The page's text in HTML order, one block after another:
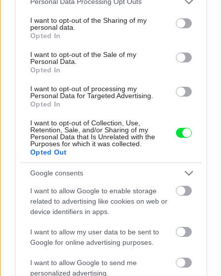
not limited to your visit or usage behaviour. You may click to
grant or deny consent to Google and its third-party tags to
use your data for below specified purposes in below Google
consent section.
I want to opt-out of the Sharing of my
personal data.
Opted In
I want to opt-out of the Sale of my
Personal Data.
Opted In
I want to opt-out of processing my
Personal Data for Targeted Advertising.
Opted In
I want to opt-out of Collection, Use,
Retention, Sale, and/or Sharing of my
Personal Data that Is Unrelated with the
Purposes for which it was collected.
Opted Out
Google consents
I want to allow Google to enable storage
related to advertising like cookies on web or
device identifiers in apps.
I want to allow my user data to be sent to
Google for online advertising purposes.
I want to allow Google to send me
personalized advertising.
Môj dom 07-08/2026